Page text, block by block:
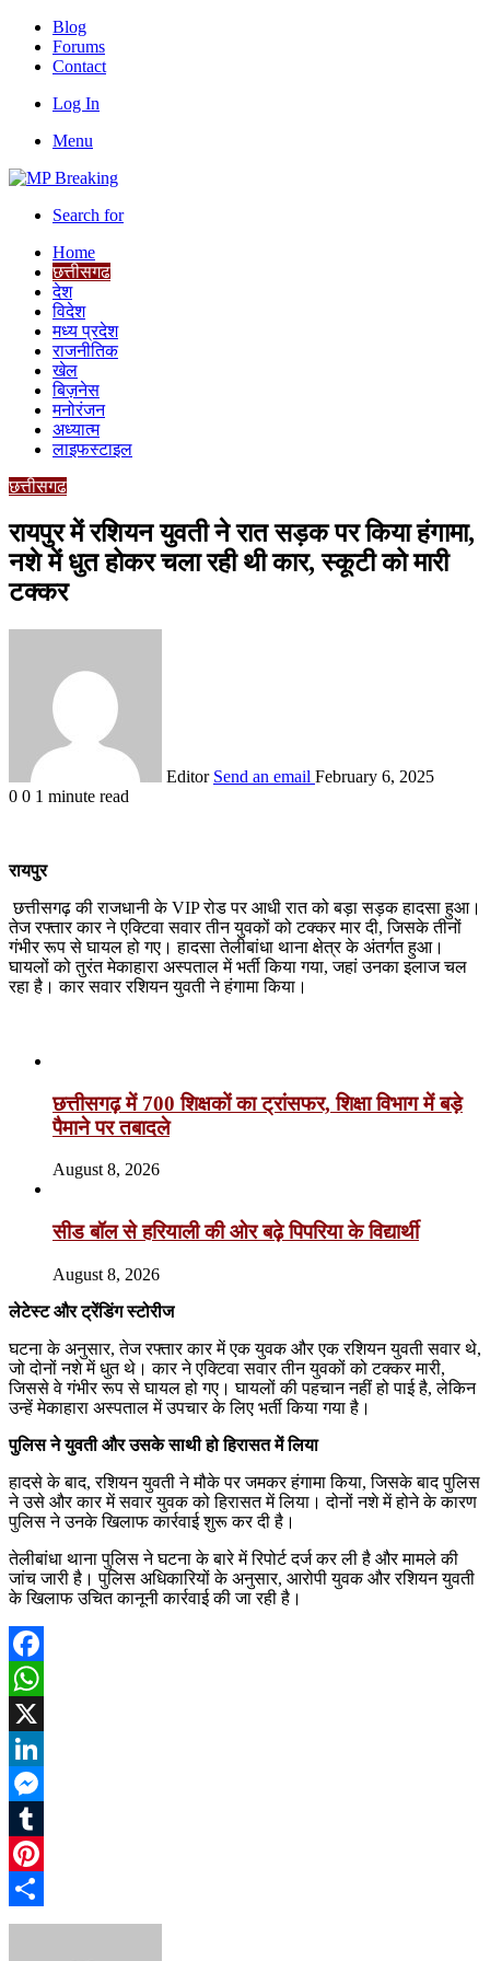
Blog
Forums
Contact
Log In
Menu
Search for
Home
छत्तीसगढ
देश
विदेश
मध्य प्रदेश
राजनीतिक
खेल
बिज़नेस
मनोरंजन
अध्यात्म
लाइफस्टाइल
छत्तीसगढ
रायपुर में रशियन युवती ने रात सड़क पर किया हंगामा,
नशे में धुत होकर चला रही थी कार, स्कूटी को मारी
टक्कर
Editor Send an email February 6, 2025
0 0 1 minute read
रायपुर
छत्तीसगढ़ की राजधानी के VIP रोड पर आधी रात को बड़ा सड़क हादसा हुआ।
तेज रफ्तार कार ने एक्टिवा सवार तीन युवकों को टक्कर मार दी, जिसके तीनों
गंभीर रूप से घायल हो गए। हादसा तेलीबांधा थाना क्षेत्र के अंतर्गत हुआ।
घायलों को तुरंत मेकाहारा अस्पताल में भर्ती किया गया, जहां उनका इलाज चल
रहा है। कार सवार रशियन युवती ने हंगामा किया।
छत्तीसगढ़ में 700 शिक्षकों का ट्रांसफर, शिक्षा विभाग में बड़े
पैमाने पर तबादले
August 8, 2026
सीड बॉल से हरियाली की ओर बढ़े पिपरिया के विद्यार्थी
August 8, 2026
लेटेस्ट और ट्रेंडिंग स्टोरीज
घटना के अनुसार, तेज रफ्तार कार में एक युवक और एक रशियन युवती सवार थे,
जो दोनों नशे में धुत थे। कार ने एक्टिवा सवार तीन युवकों को टक्कर मारी,
जिससे वे गंभीर रूप से घायल हो गए। घायलों की पहचान नहीं हो पाई है, लेकिन
उन्हें मेकाहारा अस्पताल में उपचार के लिए भर्ती किया गया है।
पुलिस ने युवती और उसके साथी हो हिरासत में लिया
हादसे के बाद, रशियन युवती ने मौके पर जमकर हंगामा किया, जिसके बाद पुलिस
ने उसे और कार में सवार युवक को हिरासत में लिया। दोनों नशे में होने के कारण
पुलिस ने उनके खिलाफ कार्रवाई शुरू कर दी है।
तेलीबांधा थाना पुलिस ने घटना के बारे में रिपोर्ट दर्ज कर ली है और मामले की
जांच जारी है। पुलिस अधिकारियों के अनुसार, आरोपी युवक और रशियन युवती
के खिलाफ उचित कानूनी कार्रवाई की जा रही है।
Facebook
WhatsApp
X
LinkedIn
Messenger
Tumblr
Pinterest
Share